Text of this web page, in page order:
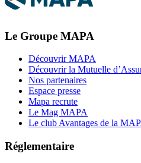
Le Groupe MAPA
Découvrir MAPA
Découvrir la Mutuelle
Nos partenaires
Espace presse
Mapa recrute
Le Mag MAPA
Le club Avantages de la
Réglementaire